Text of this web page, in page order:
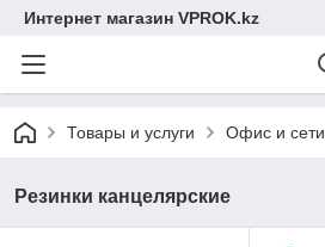
Интернет магазин VPROK.kz
Товары и услуги Офис и сети
Резинки канцелярские